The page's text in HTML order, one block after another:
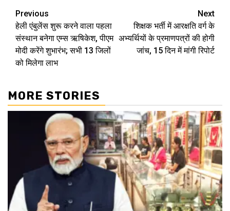
Continue
Reading
Previous
हेली एंबुलेंस शुरू करने वाला पहला
संस्थान बनेगा एम्स ऋषिकेश, पीएम
मोदी करेंगे शुभारंभ; सभी 13 जिलों
को मिलेगा लाभ
Next
शिक्षक भर्ती में आरक्षति वर्ग के
अभ्यर्थियों के प्रमाणपत्रों की होगी
जांच, 15 दिन में मांगी रिपोर्ट
MORE STORIES